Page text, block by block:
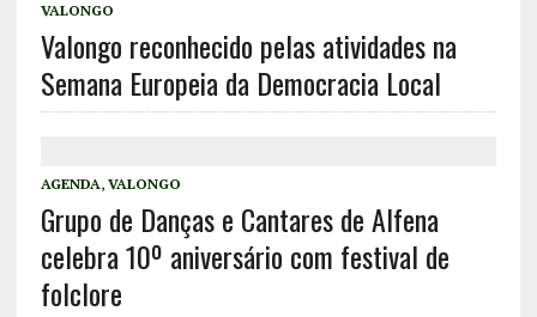
VALONGO
Valongo reconhecido pelas atividades na
Semana Europeia da Democracia Local
AGENDA, VALONGO
Grupo de Danças e Cantares de Alfena
celebra 10º aniversário com festival de
folclore